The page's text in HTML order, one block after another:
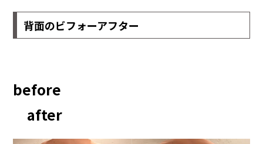
背面のビフォーアフター
before
after